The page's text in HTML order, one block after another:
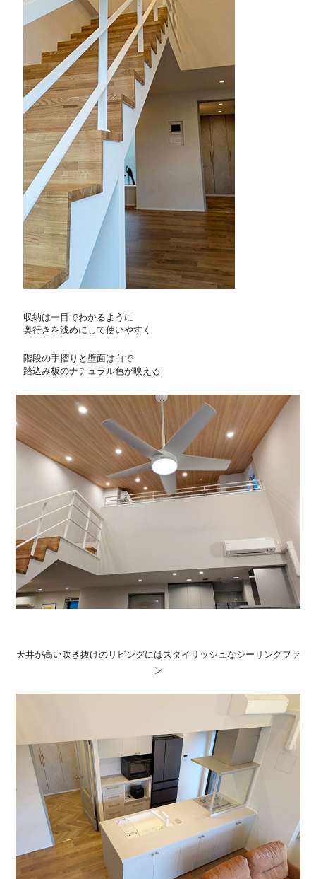
収納は一目でわかるように
奥行きを浅めにして使いやすく
階段の手摺りと壁面は白で
踏込み板のナチュラル色が映える
天井が高い吹き抜けのリビングにはスタイリッシュなシーリングファ
ン